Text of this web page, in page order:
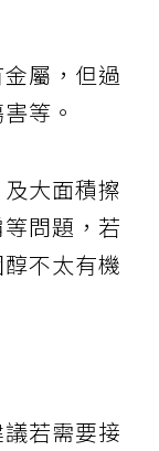
屬，但過
等。
大面積擦
問題，若
不太有機
若需要接